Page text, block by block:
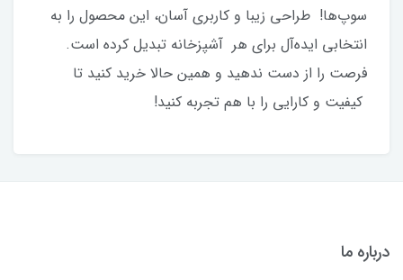
سوپ‌ها! طراحی زیبا و کاربری آسان، این محصول را به
انتخابی ایده‌آل برای هر آشپزخانه تبدیل کرده است.
فرصت را از دست ندهید و همین حالا خرید کنید تا
کیفیت و کارایی را با هم تجربه کنید!
درباره ما